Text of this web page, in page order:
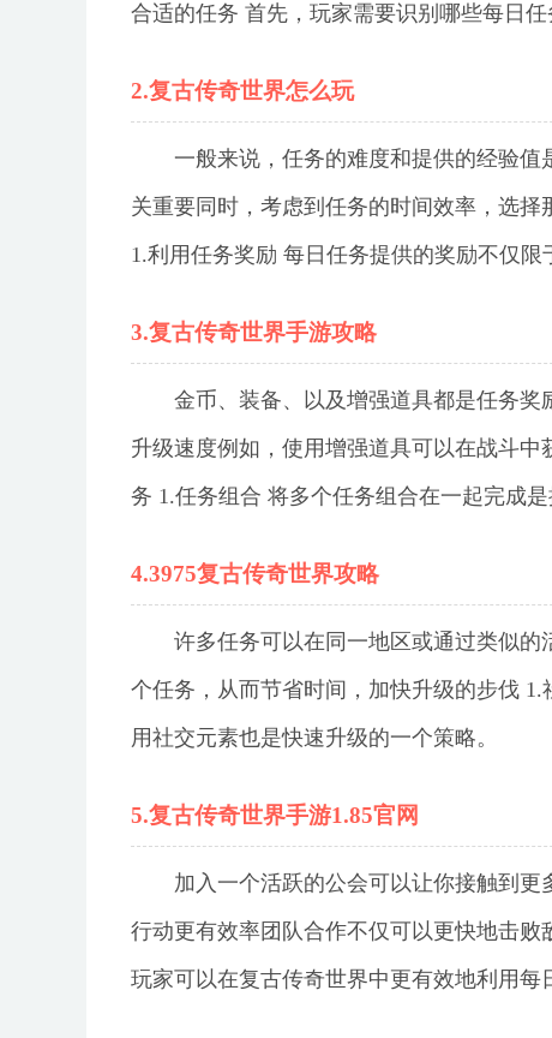
合适的任务 首先，玩家需要识别哪些每日
2.复古传奇世界怎么玩
一般来说，任务的难度和提供的经验
关重要同时，考虑到任务的时间效率，选
1.利用任务奖励 每日任务提供的奖励不仅限
3.复古传奇世界手游攻略
金币、装备、以及增强道具都是任务
升级速度例如，使用增强道具可以在战斗
务 1.任务组合 将多个任务组合在一起完成是
4.3975复古传奇世界攻略
许多任务可以在同一地区或通过类似
个任务，从而节省时间，加快升级的步伐
用社交元素也是快速升级的一个策略。
5.复古传奇世界手游1.85官网
加入一个活跃的公会可以让你接触到
行动更有效率团队合作不仅可以更快地击败
玩家可以在复古传奇世界中更有效地利用每